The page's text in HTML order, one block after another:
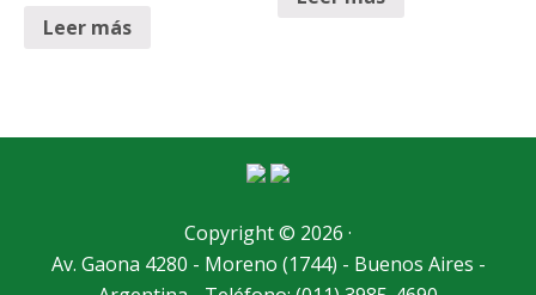
Leer más
Copyright © 2026 ·
Av. Gaona 4280 - Moreno (1744) - Buenos Aires -